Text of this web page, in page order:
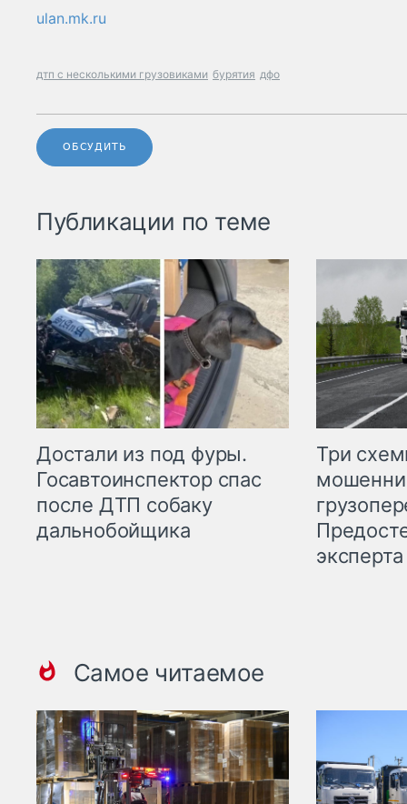
ulan.mk.ru
дтп с несколькими грузовиками бурятия дфо
ОБСУДИТЬ
Публикации по теме
Достали из под фуры.
Госавтоинспектор спас
после ДТП собаку
дальнобойщика
Три
эксперта
Самое читаемое